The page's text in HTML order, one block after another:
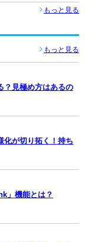
もっと見る
もっと見る
？見極め方はあるの
化が切り拓く！持ち
」機能とは？